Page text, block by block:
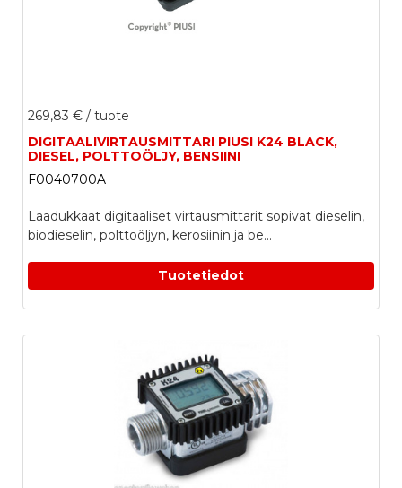
269,83 € / tuote
DIGITAALIVIRTAUSMITTARI PIUSI K24 BLACK,
DIESEL, POLTTOÖLJY, BENSIINI
F0040700A
Laadukkaat digitaaliset virtausmittarit sopivat dieselin,
biodieselin, polttoöljyn, kerosiinin ja be...
Tuotetiedot